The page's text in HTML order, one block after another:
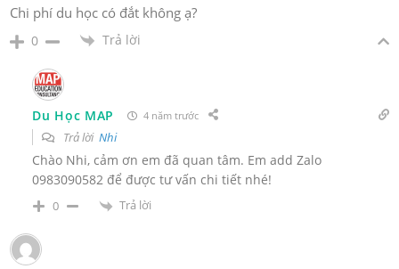
Chi phí du học có đắt không ạ?
0 Trả lời
Du Học MAP 4 năm trước
Trả lời Nhi
Chào Nhi, cảm ơn em đã quan tâm. Em add Zalo
0983090582 để được tư vấn chi tiết nhé!
0 Trả lời